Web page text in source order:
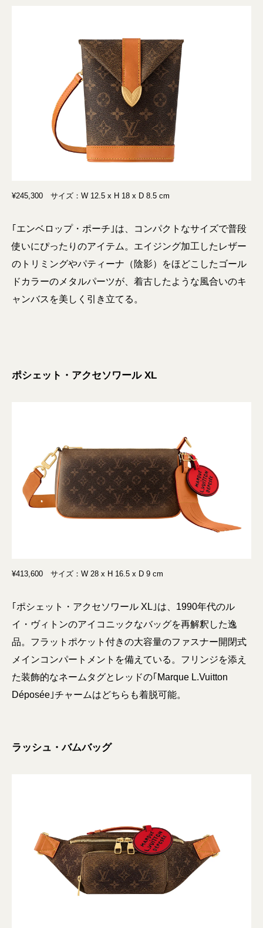
¥245,300 サイズ：W 12.5 x H 18 x D 8.5 cm
｢エンベロップ・ポーチ｣は、コンパクトなサイズで普段
使いにぴったりのアイテム。エイジング加工したレザー
のトリミングやパティーナ（陰影）をほどこしたゴール
ドカラーのメタルパーツが、着古したような風合いのキ
ャンバスを美しく引き立てる。
ポシェット・アクセソワール XL
¥413,600 サイズ：W 28 x H 16.5 x D 9 cm
｢ポシェット・アクセソワール XL｣は、1990年代のル
イ・ヴィトンのアイコニックなバッグを再解釈した逸
品。フラットポケット付きの大容量のファスナー開閉式
メインコンパートメントを備えている。フリンジを添え
た装飾的なネームタグとレッドの｢Marque L.Vuitton
Déposée｣チャームはどちらも着脱可能。
ラッシュ・バムバッグ